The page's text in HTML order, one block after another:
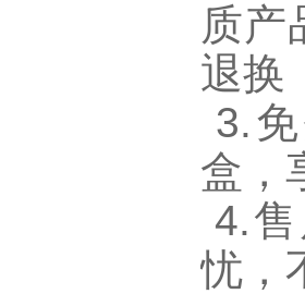
质产
退换
3.
盒，
4.
忧，